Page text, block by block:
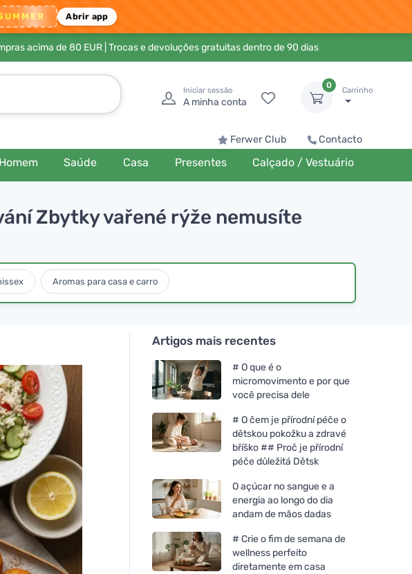
Abrir app
acima de 80 EUR| Trocas e devoluções gratuitas dentro de 90 dias
Iniciar sessão
A minha conta
0
Carrinho
Ferwer Club Contacto
Homem Saúde Casa Presentes Calçado / Vestuário
Zbytky vařené rýže nemusíte
Aromas para casa e carro
Artigos mais recentes
# O que é o
micromovimento e por que
você precisa dele
# O čem je přírodní péče o
dětskou pokožku a zdravé
bříško ## Proč je přírodní
péče důležitá Dětsk
O açúcar no sangue e a
energia ao longo do dia
andam de mãos dadas
# Crie o fim de semana de
wellness perfeito
diretamente em casa